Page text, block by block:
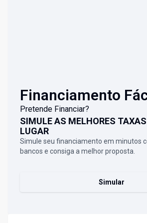
Financiamento
Pretende Financiar?
SIMULE AS MELHORES
LUGAR
Simule seu financiamento em minutos
bancos e consiga a melhor proposta.
Simular